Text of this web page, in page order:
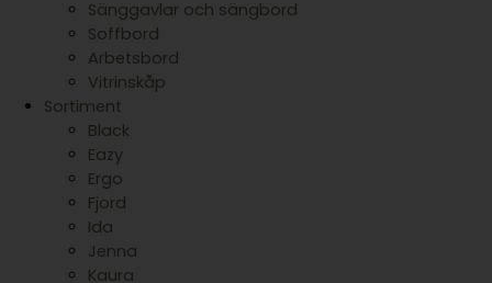
Sänggavlar och sängbord
Soffbord
Arbetsbord
Vitrinskåp
Sortiment
Black
Eazy
Ergo
Fjord
Ida
Jenna
Kaura